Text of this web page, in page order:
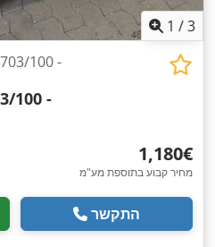
1 /3
100 -
‏1,180 ‏€
מחיר קבוע בתוספת מע"מ
התקשר